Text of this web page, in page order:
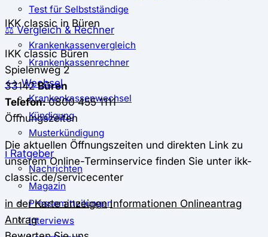
Test für Selbstständige
⚖️ Vergleich & Rechner
Krankenkassenvergleich
Krankenkassenrechner
↔ Wechsel
Krankenkassenwechsel
Kündigung
Musterkündigung
ℹ Ratgeber
Nachrichten
Magazin
Pressemitteilungen
Interviews
IKK classic in Büren
IKK classic Büren
Spielenweg 2
33142Büren
Telefon:0800 455 1111
Öffnungszeiten
Die aktuellen Öffnungszeiten und direkten Link zu
unserem Online-Terminservice finden Sie unter ikk-
classic.de/servicecenter
in der Karte anzeigen Informationen Onlineantrag
Antrag